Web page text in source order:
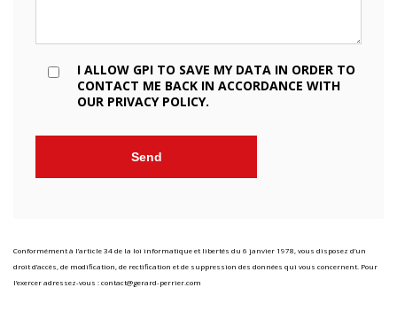
I ALLOW GPI TO SAVE MY DATA IN ORDER TO
CONTACT ME BACK IN ACCORDANCE WITH
OUR PRIVACY POLICY.
Conformément à l’article 34 de la loi informatique et libertés du 6 janvier 1978, vous disposez d’un
droit d’accès, de modification, de rectification et de suppression des données qui vous concernent. Pour
l’exercer adressez-vous :contact@gerard-perrier.com